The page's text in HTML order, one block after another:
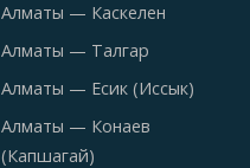
Алматы — Каскелен
Алматы — Талгар
Алматы — Есик (Иссык)
Алматы — Конаев
(Капшагай)